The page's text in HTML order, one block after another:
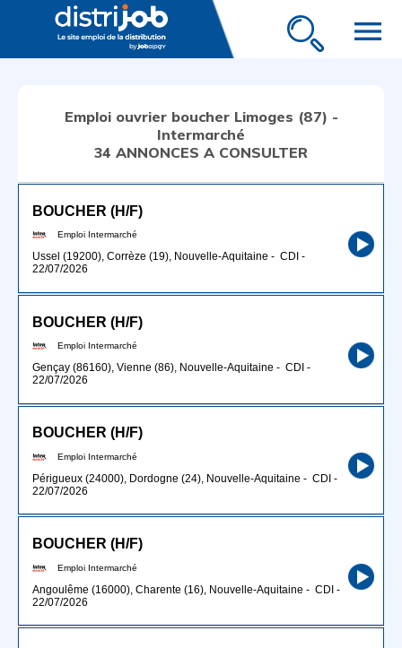
menu
Emploi ouvrier boucher Limoges (87) -
Intermarché
34 ANNONCES A CONSULTER
BOUCHER (H/F)
Emploi Intermarché
Ussel (19200), Corrèze (19), Nouvelle-Aquitaine - CDI -
22/07/2026
BOUCHER (H/F)
Emploi Intermarché
Gençay (86160), Vienne (86), Nouvelle-Aquitaine - CDI -
22/07/2026
BOUCHER (H/F)
Emploi Intermarché
Périgueux (24000), Dordogne (24), Nouvelle-Aquitaine - CDI -
22/07/2026
BOUCHER (H/F)
Emploi Intermarché
Angoulême (16000), Charente (16), Nouvelle-Aquitaine - CDI -
22/07/2026